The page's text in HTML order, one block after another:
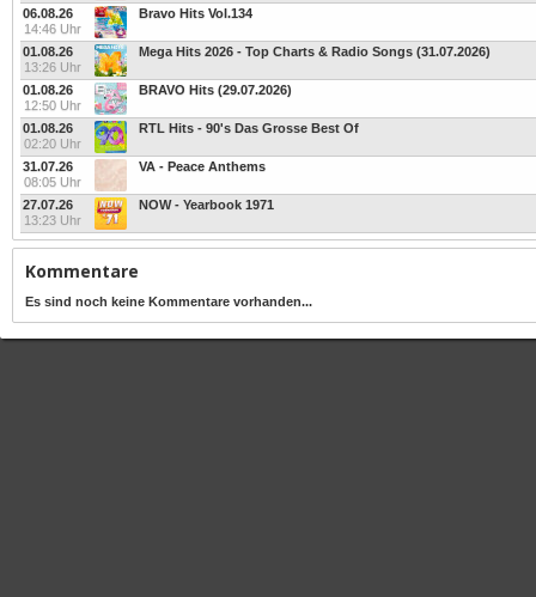
06.08.26
14:46 Uhr
Bravo Hits Vol.134
01.08.26
13:26 Uhr
Mega Hits 2026 - Top Charts & Radio Songs (31.07.2026)
01.08.26
12:50 Uhr
BRAVO Hits (29.07.2026)
01.08.26
02:20 Uhr
RTL Hits - 90's Das Grosse Best Of
31.07.26
08:05 Uhr
VA - Peace Anthems
27.07.26
13:23 Uhr
NOW - Yearbook 1971
Kommentare
Es sind noch keine Kommentare vorhanden...